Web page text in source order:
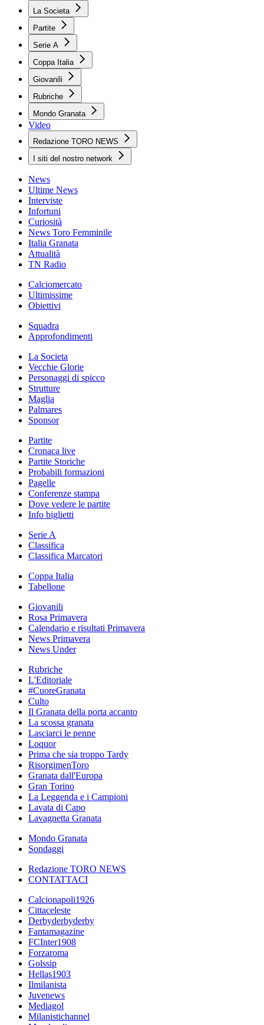
La Societa
Partite
Serie A
Coppa Italia
Giovanili
Rubriche
Mondo Granata
Video
Redazione TORO NEWS
I siti del nostro network
News
Ultime News
Interviste
Infortuni
Curiosità
News Toro Femminile
Italia Granata
Attualità
TN Radio
Calciomercato
Ultimissime
Obiettivi
Squadra
Approfondimenti
La Societa
Vecchie Glorie
Personaggi di spicco
Strutture
Maglia
Palmares
Sponsor
Partite
Cronaca live
Partite Storiche
Probabili formazioni
Pagelle
Conferenze stampa
Dove vedere le partite
Info biglietti
Serie A
Classifica
Classifica Marcatori
Coppa Italia
Tabellone
Giovanili
Rosa Primavera
Calendario e risultati Primavera
News Primavera
News Under
Rubriche
L'Editoriale
#CuoreGranata
Culto
Il Granata della porta accanto
La scossa granata
Lasciarci le penne
Loquor
Prima che sia troppo Tardy
RisorgimenToro
Granata dall'Europa
Gran Torino
La Leggenda e i Campioni
Lavata di Capo
Lavagnetta Granata
Mondo Granata
Sondaggi
Redazione TORO NEWS
CONTATTACI
Calcionapoli1926
Cittaceleste
Derbyderbyderby
Fantamagazine
FCInter1908
Forzaroma
Golssip
Hellas1903
Ilmilanista
Juvenews
Mediagol
Milanistichannel